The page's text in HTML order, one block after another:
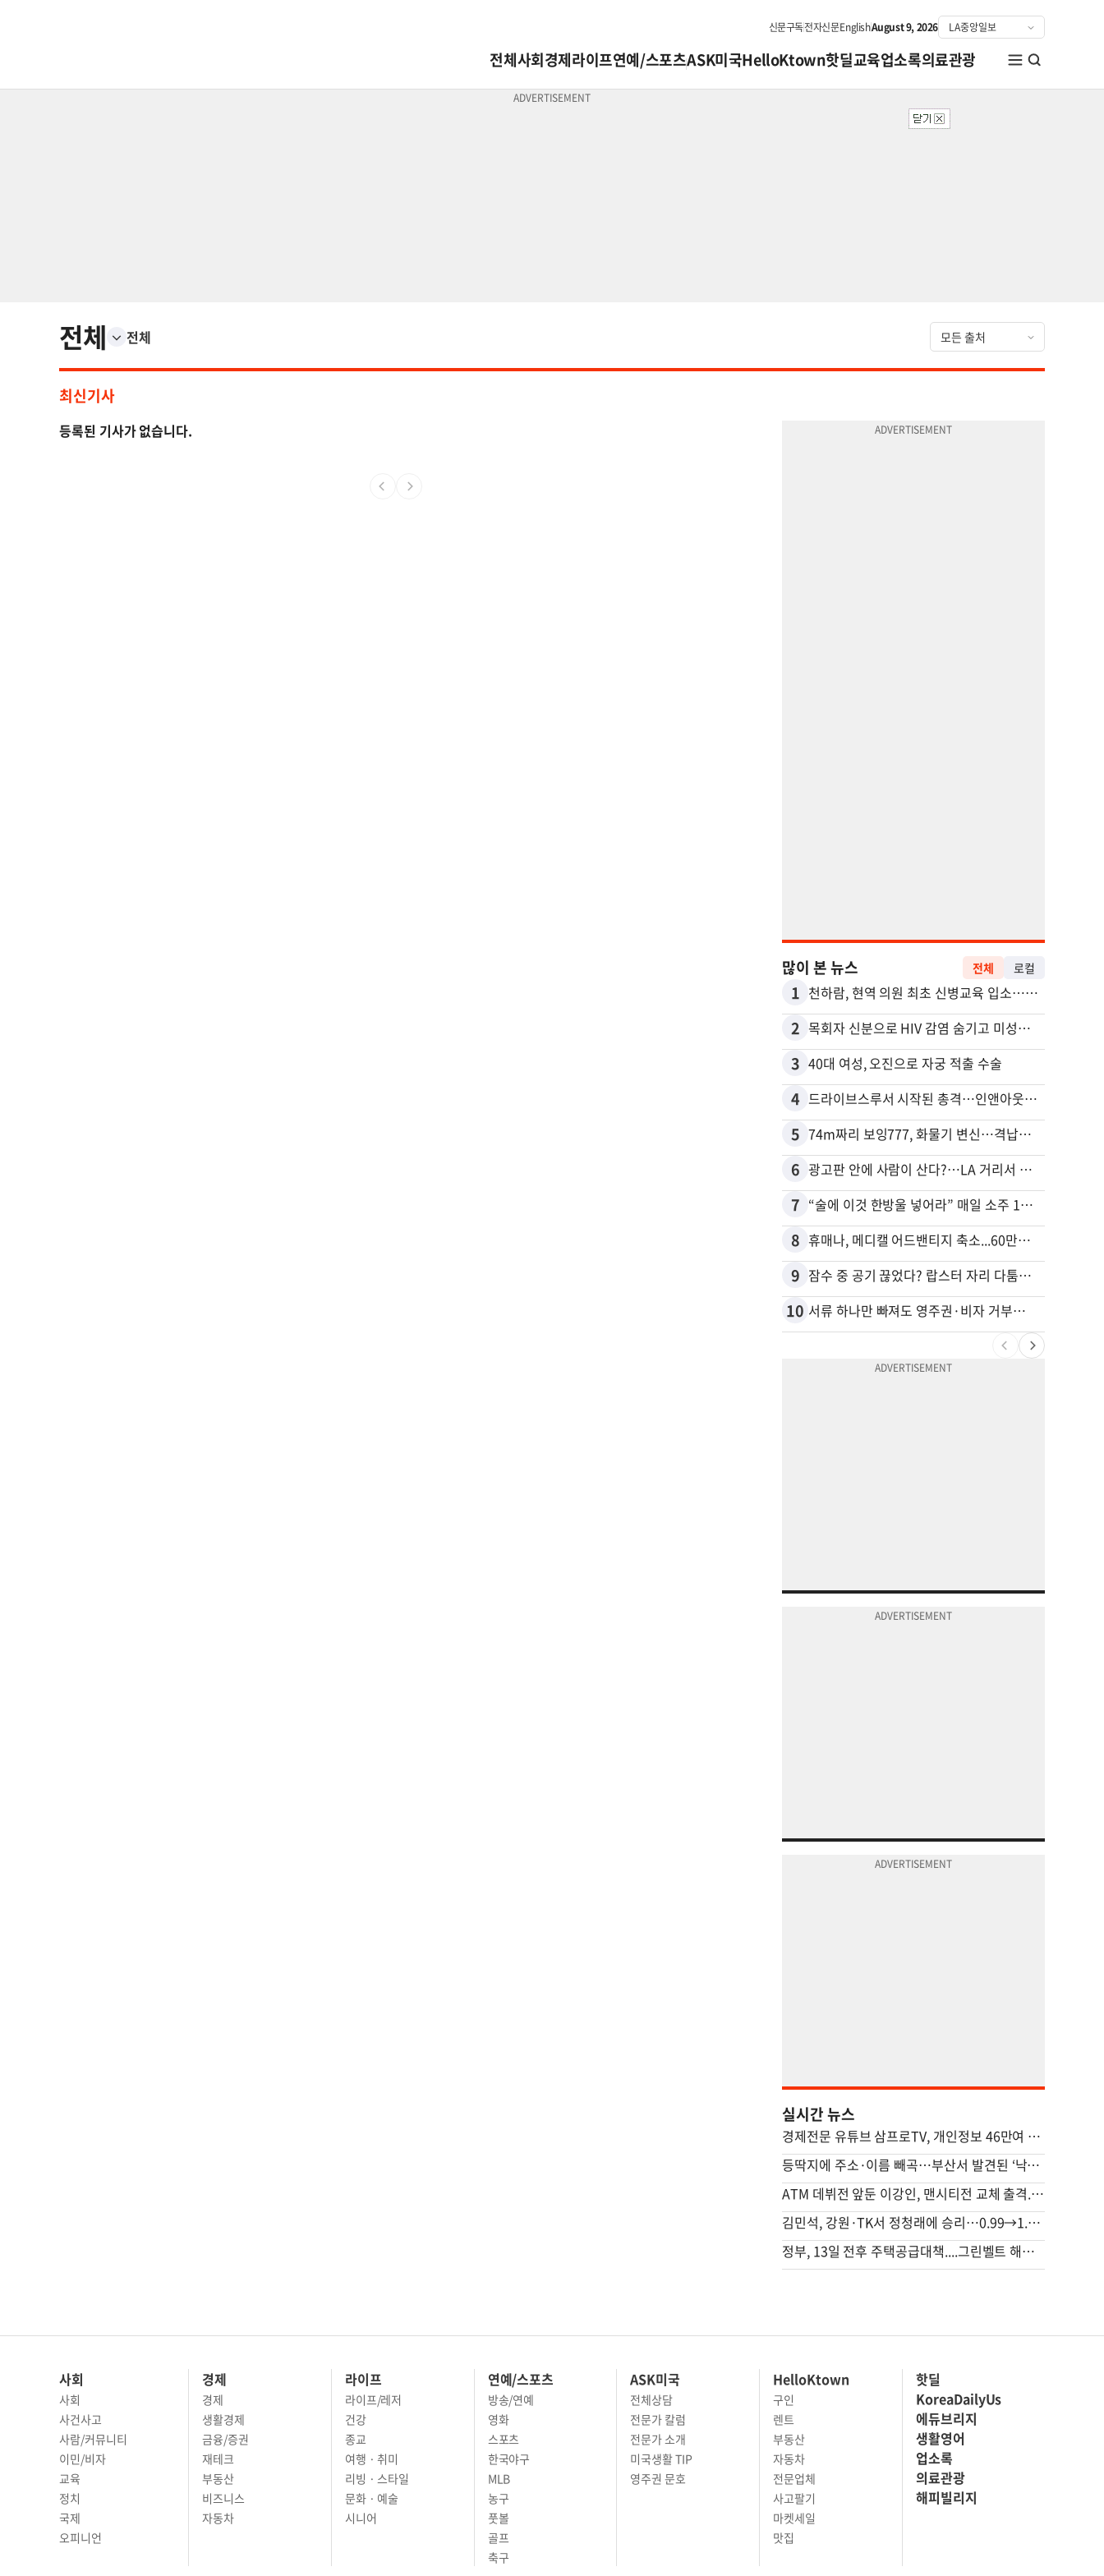
신문구독전자신문EnglishAugust 9, 2026
전체사회경제라이프연예/스포츠ASK미국HelloKtown핫딜교육업소록의료관광
전체 전체
최신기사
등록된 기사가 없습니다.
많이 본 뉴스 전체 로컬
1 천하람, 현역 의원 최초 신병교육 입소…논산서 2박3일 생활
2 목회자 신분으로 HIV 감염 숨기고 미성년자와 성관계
3 40대 여성, 오진으로 자궁 적출 수술
4 드라이브스루서 시작된 총격…인앤아웃 참사 영상 공개
5 74m짜리 보잉777, 화물기 변신…격납고서 ‘보물’ 찾는 인천공항
6 광고판 안에 사람이 산다?…LA 거리서 화제
7 “술에 이것 한방울 넣어라” 매일 소주 1병 까는 91세의 철칙
8 휴매나, 메디캘 어드밴티지 축소...60만명 플랜 상실 위기
9 잠수 중 공기 끊었다? 랍스터 자리 다툼이 살인미수 사건으로
10 서류 하나만 빠져도 영주권·비자 거부…심사관 재량권 대폭 확대
실시간 뉴스
경제전문 유튜브 삼프로TV, 개인정보 46만여 건 유출 사고
등딱지에 주소·이름 빼곡…부산서 발견된 ‘낙서 거북이’ 정체
ATM 데뷔전 앞둔 이강인, 맨시티전 교체 출격...특별 입단식도 열린다
김민석, 강원·TK서 정청래에 승리…0.99→1.48%p 격차 벌렸다
정부, 13일 전후 주택공급대책....그린벨트 해제 등 ‘영끌 대책’ 거론
사회
사회
사건사고
사람/커뮤니티
이민/비자
교육
정치
국제
오피니언
경제
경제
생활경제
금융/증권
재테크
부동산
비즈니스
자동차
라이프
라이프/레저
건강
종교
여행 · 취미
리빙 · 스타일
문화 · 예술
시니어
연예/스포츠
방송/연예
영화
스포츠
한국야구
MLB
농구
풋볼
골프
축구
ASK미국
전체상담
전문가 칼럼
전문가 소개
미국생활 TIP
영주권 문호
HelloKtown
구인
렌트
부동산
자동차
전문업체
사고팔기
마켓세일
맛집
핫딜
KoreaDailyUs
에듀브리지
생활영어
업소록
의료관광
해피빌리지